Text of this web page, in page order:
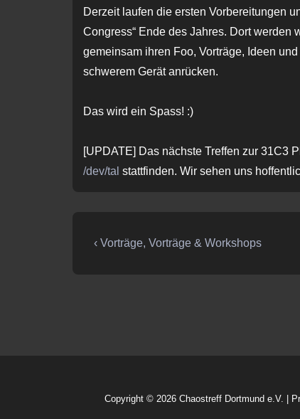
Derzeit laufen die ersten Vorbereitungen
Congress“ Ende des Jahres. Dort werden
gemeinsam ihren Foo, Vorträge, Ideen
schwerem Gerät anrücken.
Das wird ein Spass! :)
[UPDATE] Das nächste Treffen zur 31C3
/dev/tal stattfinden. Wir sehen uns
Beitragsnavigation
Vorheriger
‹ Vorträge, Vorträge & Workshops
Copyright © 2026 Chaostreff Dortmund e.V. |